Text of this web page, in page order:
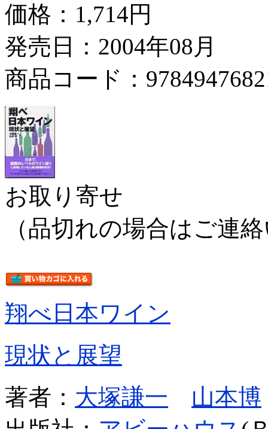
価格： 1,714円
発売日：2004年08月
商品コード：
お取り寄せ
（品切れの場合はご連
翔べ日本ワイン
現状と展望
著者： 大塚謙一
山本博